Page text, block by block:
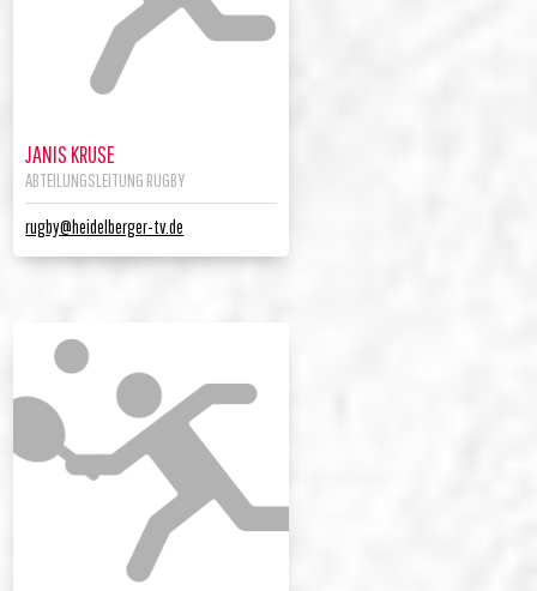
JANIS KRUSE
ABTEILUNGSLEITUNG RUGBY
rugby@heidelberger-tv.de